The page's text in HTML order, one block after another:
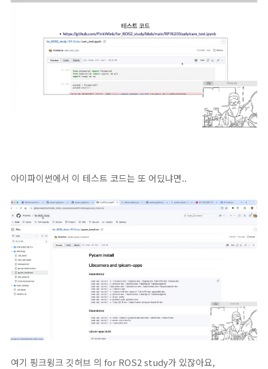
아이파이썬에서 이 테스트 코드는 또 어딨냐면..
여기 핑크윙크 깃허브 의 for ROS2 study가 있잖아요,